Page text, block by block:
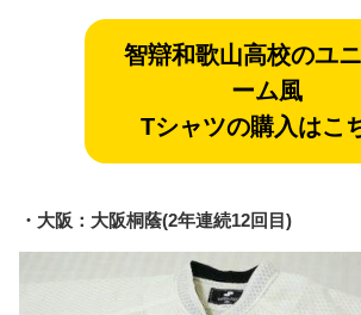
智辯和歌山高校のユ
ーム風
Tシャツの購入はこ
・大阪：大阪桐蔭(2年連続12回目)